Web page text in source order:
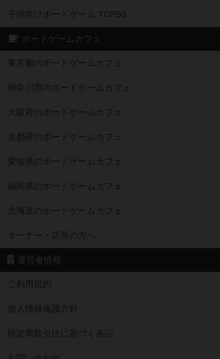
子供向けボードゲーム TOP50
ボードゲームカフェ
東京都のボードゲームカフェ
神奈川県のボードゲームカフェ
大阪府のボードゲームカフェ
京都府のボードゲームカフェ
愛知県のボードゲームカフェ
福岡県のボードゲームカフェ
北海道のボードゲームカフェ
オーナー・店長の方へ
運営者情報
ご利用規約
個人情報保護方針
特定商取引法に基づく表記